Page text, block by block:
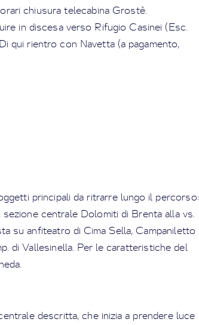
chiusura telecabina Grostè.
in discesa verso Rifugio Casinei (Esc.
qui rientro con Navetta (a pagamento,
principali da ritrarre lungo il percorso:
centrale Dolomiti di Brenta alla vs.
su anfiteatro di Cima Sella, Campaniletto
di Vallesinella. Per le caratteristiche del
descritta, che inizia a prendere luce